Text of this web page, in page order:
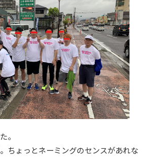
。
ちょっとネーミングのセンスがあれな